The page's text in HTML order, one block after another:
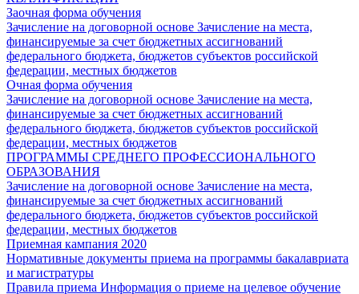
Заочная форма обучения
Зачисление на договорной основе Зачисление на места,
финансируемые за счет бюджетных ассигнований
федерального бюджета, бюджетов субъектов российской
федерации, местных бюджетов
Очная форма обучения
Зачисление на договорной основе Зачисление на места,
финансируемые за счет бюджетных ассигнований
федерального бюджета, бюджетов субъектов российской
федерации, местных бюджетов
ПРОГРАММЫ СРЕДНЕГО ПРОФЕССИОНАЛЬНОГО
ОБРАЗОВАНИЯ
Зачисление на договорной основе Зачисление на места,
финансируемые за счет бюджетных ассигнований
федерального бюджета, бюджетов субъектов российской
федерации, местных бюджетов
Приемная кампания 2020
Нормативные документы приема на программы бакалавриата
и магистратуры
Правила приема Информация о приеме на целевое обучение